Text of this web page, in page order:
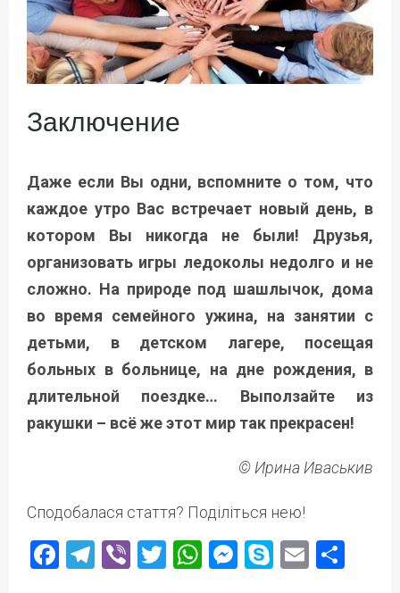
Заключение
Даже если Вы одни, вспомните о том, что
каждое утро Вас встречает новый день, в
котором Вы никогда не были! Друзья,
организовать игры ледоколы недолго и не
сложно. На природе под шашлычок, дома
во время семейного ужина, на занятии с
детьми, в детском лагере, посещая
больных в больнице, на дне рождения, в
длительной поездке… Выползайте из
ракушки – всё же этот мир так прекрасен!
© Ирина Иваськив
Сподобалася стаття? Поділіться нею!
Facebook
Telegram
ViberTwitter
WhatsApp
Messenger
Skype
Email